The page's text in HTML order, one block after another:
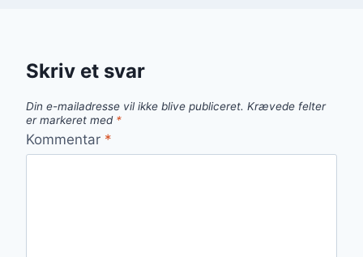
Skriv et svar
Din e-mailadresse vil ikke blive publiceret. Krævede felter
er markeret med *
Kommentar *